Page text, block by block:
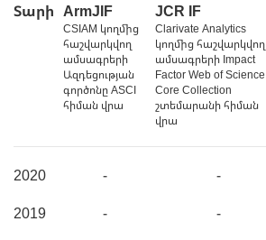
Տարի ArmJIF
CSIAM կողմից
հաշվարկվող
ամսագրերի
Ազդեցության
գործոնը ASCI
հիման վրա
JCR IF
Clarivate Analytics
կողմից հաշվարկվող
ամսագրերի Impact
Factor Web of Science
Core Collection
շտեմարանի հիման
վրա
2020 - -
2019
- -